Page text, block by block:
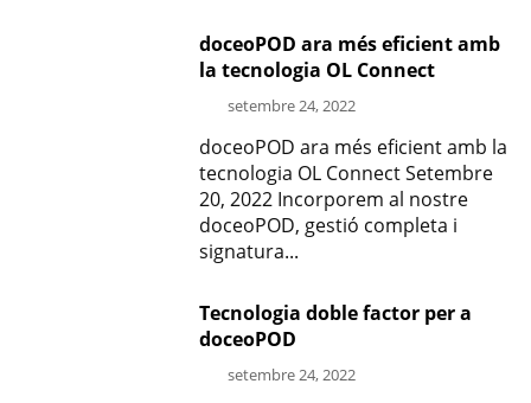
doceoPOD ara més eficient amb
la tecnologia OL Connect
setembre 24, 2022
doceoPOD ara més eficient amb la
tecnologia OL Connect Setembre
20, 2022 Incorporem al nostre
doceoPOD, gestió completa i
signatura...
Tecnologia doble factor per a
doceoPOD
setembre 24, 2022